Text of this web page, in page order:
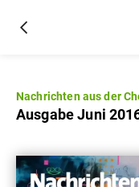
Nachrichten aus der
Ausgabe Juni